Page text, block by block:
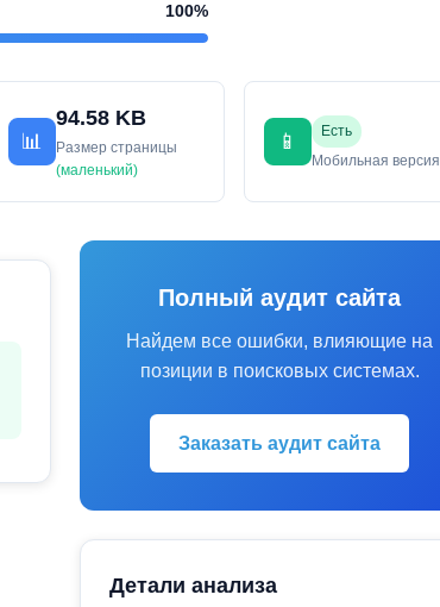
100%
📊
94.58 KB
Размер страницы
(маленький)
📱
Есть
Мобильная версия
Полный аудит сайта
Найдем все ошибки, влияющие на
позиции в поисковых системах.
Заказать аудит сайта
Детали анализа